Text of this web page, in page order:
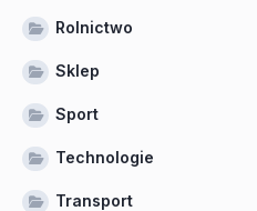
Rolnictwo
Sklep
Sport
Technologie
Transport